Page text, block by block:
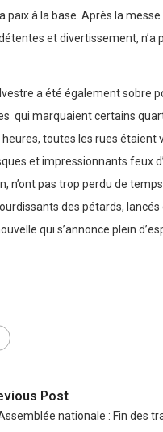
paix à la base. Après la
et divertissement, n’a
a été également
qui marquaient certains
toutes les rues étaient
et impressionnants feux
n’ont pas trop perdu de
des pétards,
qui s’annonce plein
Post
nationale : Fin des